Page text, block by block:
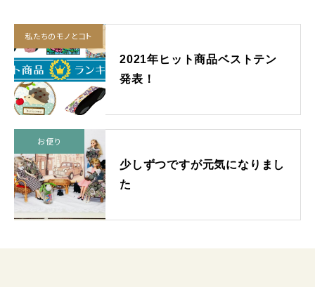
カテゴリーで選ぶ
難易度で選ぶ
さくらほりきりの商品について
シーンで選ぶ
私たちのモノとコト
2021年ヒット商品ベストテン
発表！
お便り
少しずつですが元気になりまし
た